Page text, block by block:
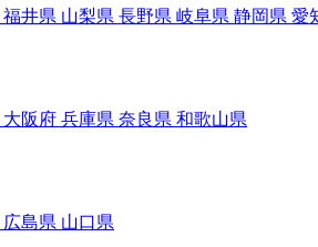
福井県 山梨県 長野県 岐阜県 静岡県 愛
大阪府 兵庫県 奈良県 和歌山県
広島県 山口県